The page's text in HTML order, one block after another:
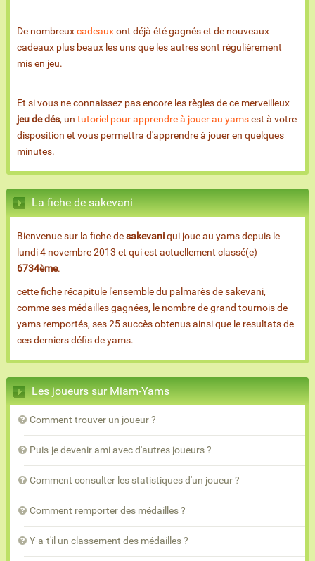
De nombreuxcadeauxont déjà été gagnés et de nouveaux
cadeaux plus beaux les uns que les autres sont régulièrement
mis en jeu.
Et si vous ne connaissez pas encore les règles de ce merveilleux
jeu de dés, un tutoriel pour apprendre à jouer au yamsest à votre
disposition et vous permettra d'apprendre à jouer en quelques
minutes.
La fiche de sakevani
Bienvenue sur la fiche desakevaniqui joue au yams depuis le
lundi 4 novembre 2013 et qui est actuellement classé(e)
6734ème.
cette fiche récapitule l'ensemble du palmarès de sakevani,
comme ses médailles gagnées, le nombre de grand tournois de
yams remportés, ses 25 succès obtenus ainsi que le resultats de
ces derniers défis de yams.
Les joueurs sur Miam-Yams
Comment trouver un joueur ?
Puis-je devenir ami avec d'autres joueurs ?
Comment consulter les statistiques d'un joueur ?
Comment remporter des médailles ?
Y-a-t'il un classement des médailles ?